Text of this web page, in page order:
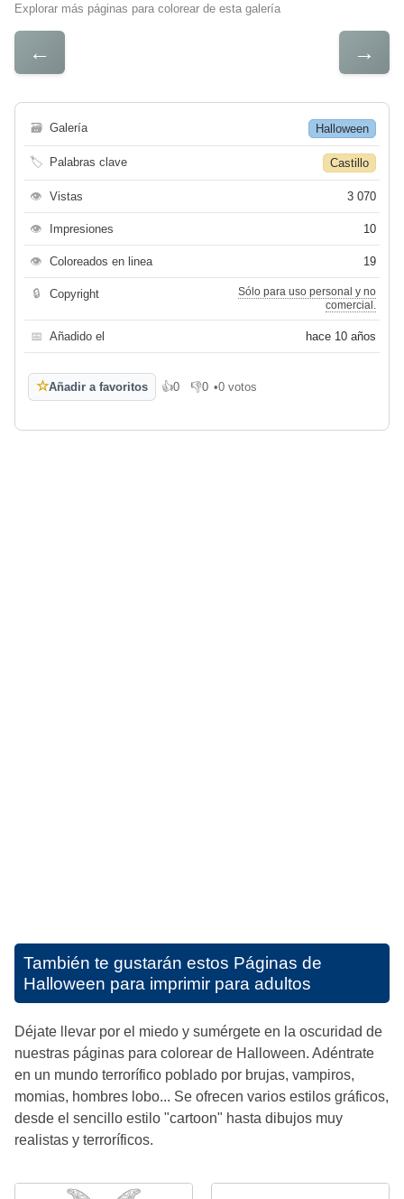
Explorar más páginas para colorear de esta galería
← →
🗃 Galería Halloween
🏷 Palabras clave Castillo
👁 Vistas 3 070
👁 Impresiones 10
👁 Coloreados en linea 19
🔒 Copyright
Sólo para uso personal y no
comercial.
📅 Añadido el hace 10 años
☆Añadir a favoritos 👍0
Me gusta
👎0
No me gusta
•0 votos
También te gustarán estos Páginas de
Halloween para imprimir para adultos
Déjate llevar por el miedo y sumérgete en la oscuridad de
nuestras páginas para colorear de Halloween. Adéntrate
en un mundo terrorífico poblado por brujas, vampiros,
momias, hombres lobo... Se ofrecen varios estilos gráficos,
desde el sencillo estilo "cartoon" hasta dibujos muy
realistas y terroríficos.